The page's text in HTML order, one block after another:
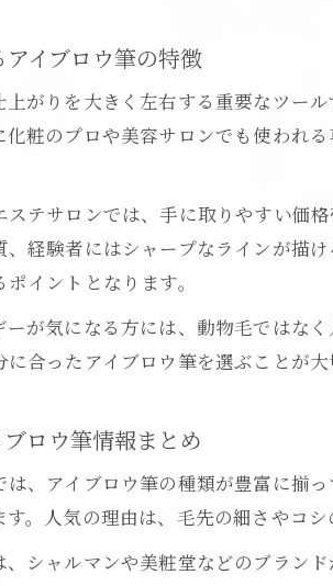
イブロウ筆の特徴
がりを大きく左右する重要なツー
粧のプロや美容サロンでも使われ
テサロンでは、手に取りやすい価
経験者にはシャープなラインが描
イントとなります。
が気になる方には、動物毛ではな
合ったアイブロウ筆を選ぶことが大
ロウ筆情報まとめ
、アイブロウ筆の種類が豊富に揃
。人気の理由は、毛先の細さやコ
シャルマンや美粧堂などのブラン